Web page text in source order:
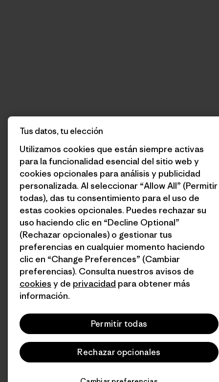
Tus datos, tu elección
Utilizamos cookies que están siempre activas
para la funcionalidad esencial del sitio web y
cookies opcionales para análisis y publicidad
personalizada. Al seleccionar “Allow All” (Permitir
todas), das tu consentimiento para el uso de
estas cookies opcionales. Puedes rechazar su
uso haciendo clic en “Decline Optional”
(Rechazar opcionales) o gestionar tus
preferencias en cualquier momento haciendo
clic en “Change Preferences” (Cambiar
preferencias). Consulta nuestros avisos de
cookies y de privacidad para obtener más
información.
Permitir todas
Rechazar opcionales